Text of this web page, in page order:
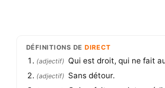
DÉFINITIONS DE DIRECT
(adjectif) Qui est droit, qui ne fait
(adjectif) Sans détour.